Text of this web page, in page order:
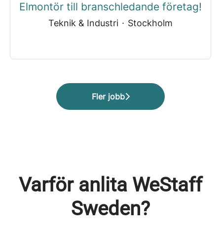
Elmontör till branschledande företag!
Teknik & Industri · Stockholm
Fler jobb
Varför anlita WeStaff
Sweden?